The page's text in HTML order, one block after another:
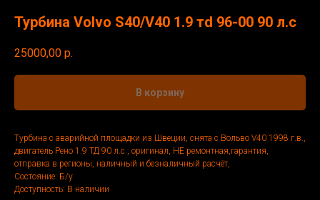
Турбина Volvo S40/V40 1.9 тd 96-00 90 л.с
25000,00 р.
В корзину
Турбина с аварийной площадки из Швеции, снята с Вольво V40 1998 г.в.,
двигатель Рено 1.9 ТД 90 л.с., оригинал, НЕ ремонтная,гарантия,
отправка в регионы, наличный и безналичный расчёт,
Состояние: Б/у
Доступность: В наличии